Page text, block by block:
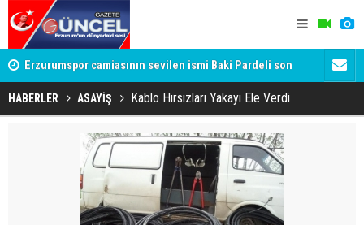
Erzurumspor camiasının sevilen ismi Baki Pardeli son
yolculuğuna uğurlandı
HABERLER ASAYİŞ Kablo Hırsızları Yakayı Ele Verdi